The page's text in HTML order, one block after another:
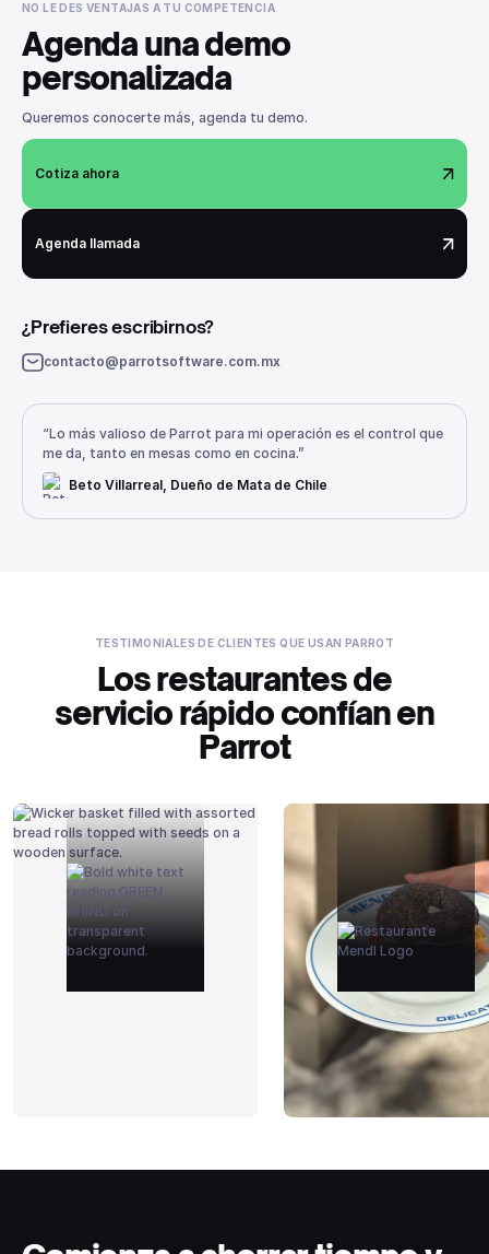
NO LE DES VENTAJAS A TU COMPETENCIA
Agenda una demo
personalizada
Queremos conocerte más, agenda tu demo.
Cotiza ahora
Agenda llamada
¿Prefieres escribirnos?
contacto@parrotsoftware.com.mx
“Lo más valioso de Parrot para mi operación es el control que
me da, tanto en mesas como en cocina.”
Beto Villarreal, Dueño de Mata de Chile
TESTIMONIALES DE CLIENTES QUE USAN PARROT
Los restaurantes de
servicio rápido confían en
Parrot